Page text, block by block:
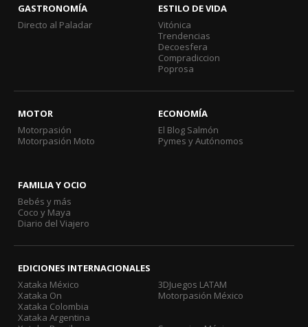
GASTRONOMÍA
Directo al Paladar
ESTILO DE VIDA
Vitónica
Trendencias
Decoesfera
Compradiccion
Poprosa
MOTOR
Motorpasión
Motorpasión Moto
ECONOMÍA
El Blog Salmón
Pymes y Autónomos
FAMILIA Y OCIO
Bebés y más
Coco y Maya
Diario del Viajero
EDICIONES INTERNACIONALES
Xataka México
Xataka On
Xataka Colombia
Xataka Argentina
3DJuegos LATAM
Motorpasión México